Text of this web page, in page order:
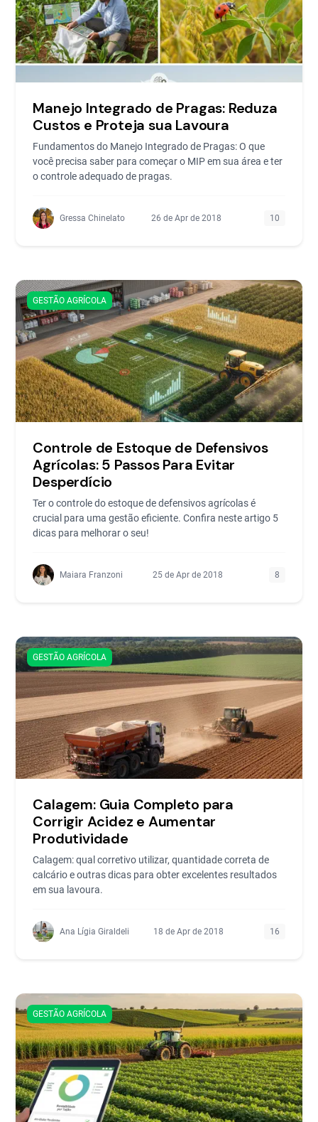
Manejo Integrado de Pragas: Reduza
Custos e Proteja sua Lavoura
Fundamentos do Manejo Integrado de Pragas: O que
você precisa saber para começar o MIP em sua área e ter
o controle adequado de pragas.
Gressa Chinelato 26 de Apr de 2018 10
GESTÃO AGRÍCOLA
Controle de Estoque de Defensivos
Agrícolas: 5 Passos Para Evitar
Desperdício
Ter o controle do estoque de defensivos agrícolas é
crucial para uma gestão eficiente. Confira neste artigo 5
dicas para melhorar o seu!
Maiara Franzoni 25 de Apr de 2018 8
GESTÃO AGRÍCOLA
Calagem: Guia Completo para
Corrigir Acidez e Aumentar
Produtividade
Calagem: qual corretivo utilizar, quantidade correta de
calcário e outras dicas para obter excelentes resultados
em sua lavoura.
Ana Lígia Giraldeli 18 de Apr de 2018 16
GESTÃO AGRÍCOLA